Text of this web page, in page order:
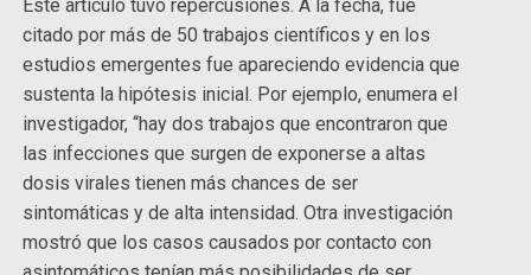
Este artículo tuvo repercusiones. A la fecha, fue
citado por más de 50 trabajos científicos y en los
estudios emergentes fue apareciendo evidencia que
sustenta la hipótesis inicial. Por ejemplo, enumera el
investigador, “hay dos trabajos que encontraron que
las infecciones que surgen de exponerse a altas
dosis virales tienen más chances de ser
sintomáticas y de alta intensidad. Otra investigación
mostró que los casos causados por contacto con